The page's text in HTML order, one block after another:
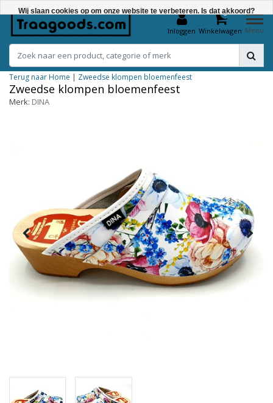
Inloggen
0
Winkelwagen Menu
Terug naar Home | Zweedse klompen bloemenfeest
Zweedse klompen bloemenfeest
Merk: DINA
Wij slaan cookies op om onze website te verbeteren. Is dat akkoord?
Nee
Meer over cookies »